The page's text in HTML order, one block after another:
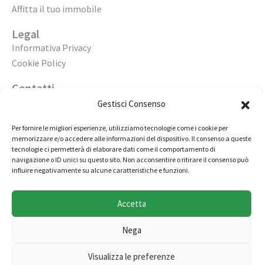
Gestisci Consenso
Per fornire le migliori esperienze, utilizziamo tecnologie come i cookie per
memorizzare e/o accedere alle informazioni del dispositivo. Il consenso a queste
tecnologie ci permetterà di elaborare dati come il comportamento di
navigazione o ID unici su questo sito. Non acconsentire o ritirare il consenso può
influire negativamente su alcune caratteristiche e funzioni.
Accetta
Nega
Visualizza le preferenze
Affitta il tuo immobile
Legal
Informativa Privacy
Cookie Policy
Contatti
02 98236472
info@immobiliarecasaelite.it
Copyright © by Millertech S.r.l., società appartenente al